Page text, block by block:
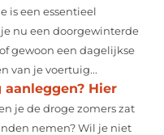
is een essentieel
nu een doorgewinterde
gewoon een dagelijkse
van je voertuig...
Hier
je de droge zomers zat
nemen? Wil je niet